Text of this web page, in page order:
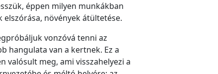
éppen milyen munkákban
növények átültetése.
vonzóvá tenni az
hangulata van a kertnek. Ez a
valósult meg, ami visszahelyezi a